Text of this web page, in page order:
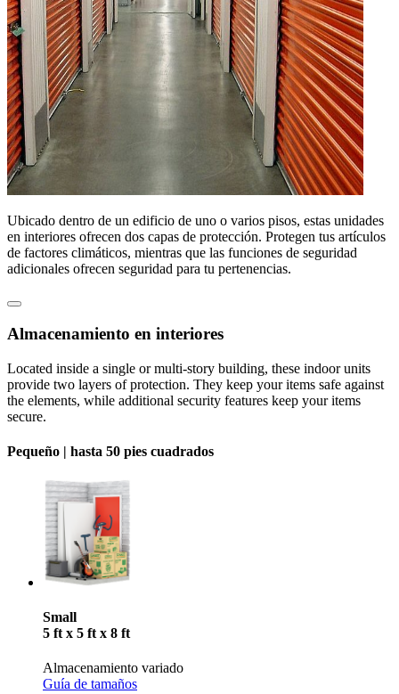
Ubicado dentro de un edificio de uno o varios pisos, estas unidades
en interiores ofrecen dos capas de protección. Protegen tus artículos
de factores climáticos, mientras que las funciones de seguridad
adicionales ofrecen seguridad para tu pertenencias.
Almacenamiento en interiores
Located inside a single or multi-story building, these indoor units
provide two layers of protection. They keep your items safe against
the elements, while additional security features keep your items
secure.
Pequeño | hasta 50 pies cuadrados
Small
5 ft x 5 ft x 8 ft
Almacenamiento variado
Guía de tamaños